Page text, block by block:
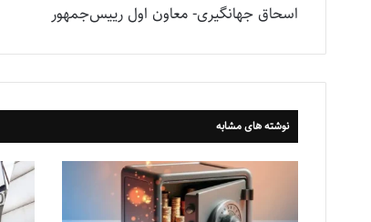
اسحاق جهانگیری- معاون اول رییس‌جمهور
نوشته های مشابه